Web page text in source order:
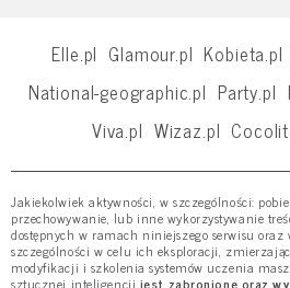
Elle.pl Glamour.pl Kobieta.pl
National-geographic.pl Party.pl
Viva.pl Wizaz.pl
Jakiekolwiek aktywności, w szczególności:
przechowywanie, lub inne wykorzystywanie
dostępnych w ramach niniejszego serwisu oraz
szczególności w celu ich eksploracji,
modyfikacji i szkolenia systemów uczenia